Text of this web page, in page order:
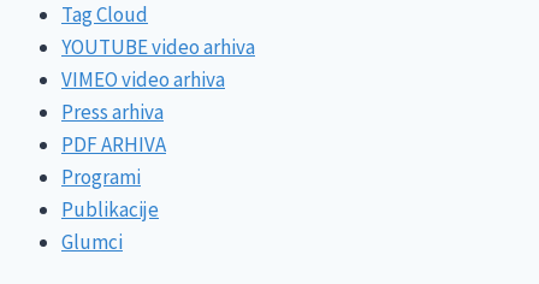
Tag Cloud
YOUTUBE video arhiva
VIMEO video arhiva
Press arhiva
PDF ARHIVA
Programi
Publikacije
Glumci